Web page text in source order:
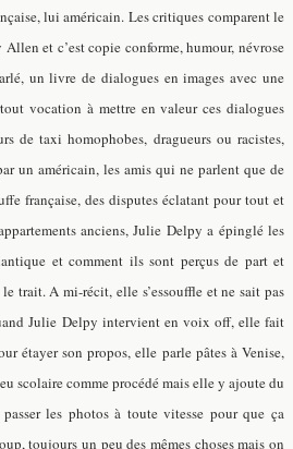
lui américain. Les critiques comparent le
et c’est copie conforme, humour, névrose
un livre de dialogues en images avec une
vocation à mettre en valeur ces dialogues
de taxi homophobes, dragueurs ou racistes,
un américain, les amis qui ne parlent que de
française, des disputes éclatant pour tout et
anciens, Julie Delpy a épinglé les
et comment ils sont perçus de part et
trait. A mi-récit, elle s’essouffle et ne sait pas
Julie Delpy intervient en voix off, elle fait
étayer son propos, elle parle pâtes à Venise,
scolaire comme procédé mais elle y ajoute du
les photos à toute vitesse pour que ça
toujours un peu des mêmes choses mais on